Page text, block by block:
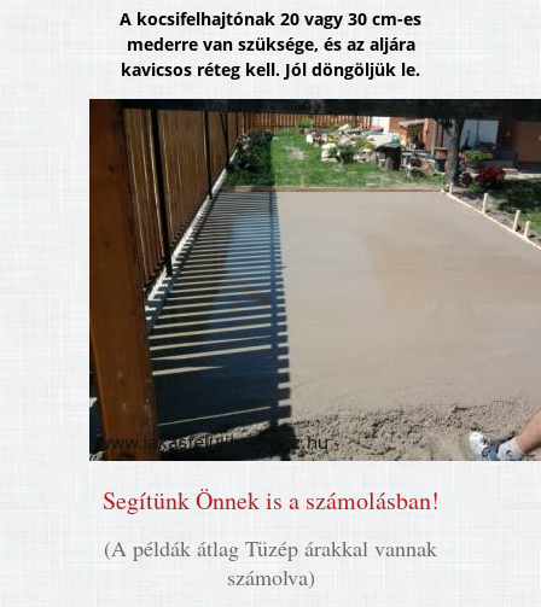
A kocsifelhajtónak 20 vagy 30 cm-es
mederre van szüksége, és az aljára
kavicsos réteg kell. Jól döngöljük le.
Segítünk Önnek is a számolásban!
(A példák átlag Tüzép árakkal vannak
számolva)